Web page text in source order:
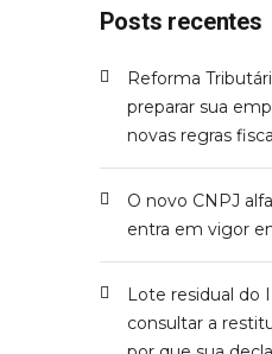
Posts recentes
Reforma
preparar sua
novas regras
O novo CNPJ
entra em vigor
Lote residual do
consultar a